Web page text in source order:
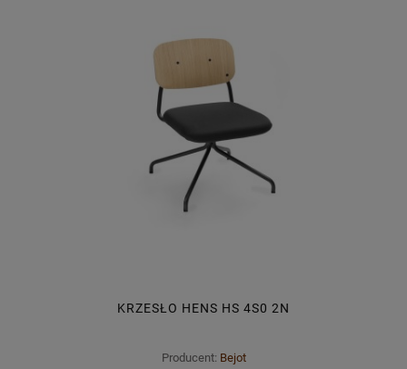
KRZESŁO HENS HS 4S0 2N
Producent: Bejot